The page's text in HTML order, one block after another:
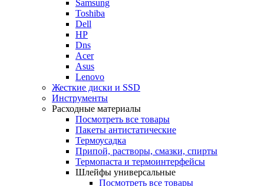
Samsung
Toshiba
Dell
HP
Dns
Acer
Asus
Lenovo
Жесткие диски и SSD
Инструменты
Расходные материалы
Посмотреть все товары
Пакеты антистатические
Термоусадка
Припой, растворы, смазки, спирты
Термопаста и термоинтерфейсы
Шлейфы универсальные
Посмотреть все товары